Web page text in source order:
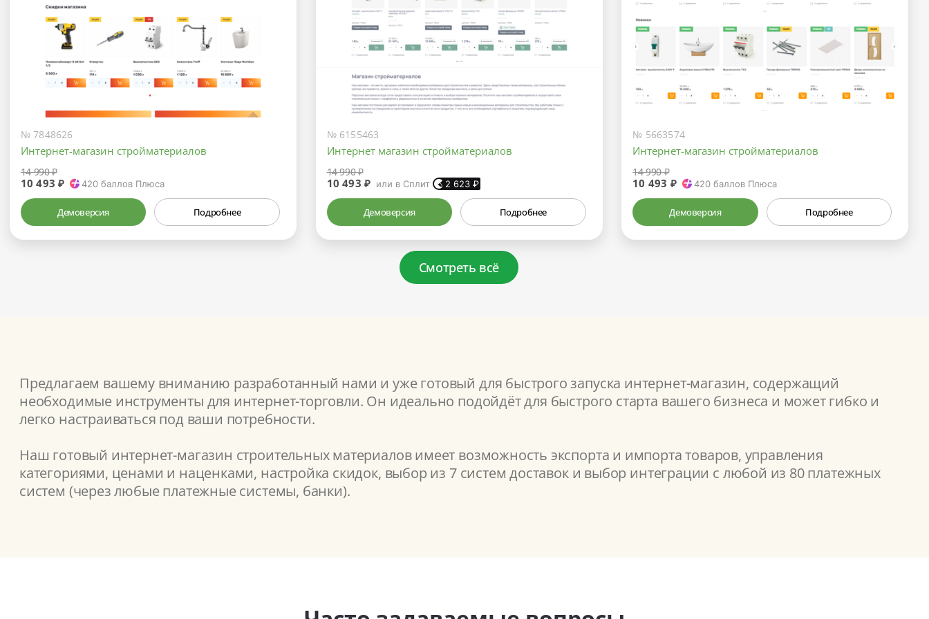
№ 7848626
Интернет-магазин стройматериалов
14 990 ₽
10 493 ₽ 420 баллов Плюса
Демоверсия Подробнее
№ 6155463
Интернет магазин стройматериалов
14 990 ₽
10 493 ₽ или в Сплит 2 623 ₽
Демоверсия Подробнее
№ 5663574
Интернет-магазин стройматериалов
14 990 ₽
10 493 ₽ 420баллов Плюса
Демоверсия Подробнее
Смотреть всё
Предлагаем вашему вниманию разработанный нами и уже готовый для быстрого запуска интернет-магазин, содержащий
необходимые инструменты для интернет-торговли. Он идеально подойдёт для быстрого старта вашего бизнеса и может гибко и
легко настраиваться под ваши потребности.
Наш готовый интернет-магазин строительных материалов имеет возможность экспорта и импорта товаров, управления
категориями, ценами и наценками, настройка скидок, выбор из 7 систем доставок и выбор интеграции с любой из 80 платежных
систем (через любые платежные системы, банки).